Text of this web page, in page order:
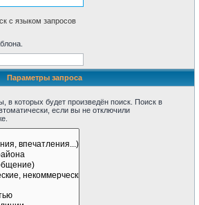
с языком запросов
Параметры запроса
которых будет произведён поиск. Поиск в
если вы не отключили